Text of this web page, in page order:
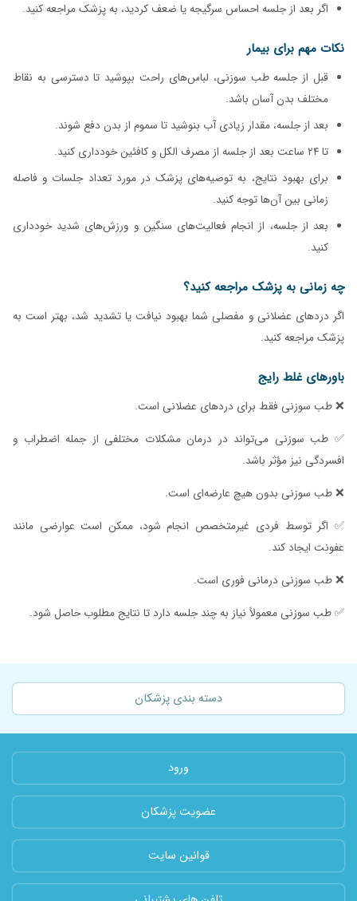
اگر بعد از جلسه احساس سرگیجه یا ضعف کردید، به پزشک مراجعه کنید.
نکات مهم برای بیمار
قبل از جلسه طب سوزنی، لباس‌های راحت بپوشید تا دسترسی به نقاط
مختلف بدن آسان باشد.
بعد از جلسه، مقدار زیادی آب بنوشید تا سموم از بدن دفع شوند.
تا ۲۴ ساعت بعد از جلسه از مصرف الکل و کافئین خودداری کنید.
برای بهبود نتایج، به توصیه‌های پزشک در مورد تعداد جلسات و فاصله
زمانی بین آن‌ها توجه کنید.
بعد از جلسه، از انجام فعالیت‌های سنگین و ورزش‌های شدید خودداری
کنید.
چه زمانی به پزشک مراجعه کنید؟
اگر دردهای عضلانی و مفصلی شما بهبود نیافت یا تشدید شد، بهتر است به
پزشک مراجعه کنید.
باورهای غلط رایج
❌ طب سوزنی فقط برای دردهای عضلانی است.
✅ طب سوزنی می‌تواند در درمان مشکلات مختلفی از جمله اضطراب و
افسردگی نیز مؤثر باشد.
❌ طب سوزنی بدون هیچ عارضه‌ای است.
✅ اگر توسط فردی غیرمتخصص انجام شود، ممکن است عوارضی مانند
عفونت ایجاد کند.
❌ طب سوزنی درمانی فوری است.
✅ طب سوزنی معمولاً نیاز به چند جلسه دارد تا نتایج مطلوب حاصل شود.
دسته بندی پزشکان
ورود
عضویت پزشکان
قوانین سایت